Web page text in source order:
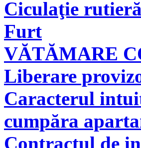
Ciculaţie rutieră
Furt
VĂTĂMARE
Liberare
Caracterul
cumpăra
Contractul de